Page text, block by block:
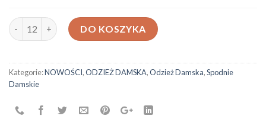
ilość Spodnie damskie AX-8997-65
DO KOSZYKA
Kategorie:NOWOŚCI,ODZIEŻ DAMSKA,Odzież Damska,Spodnie
Damskie